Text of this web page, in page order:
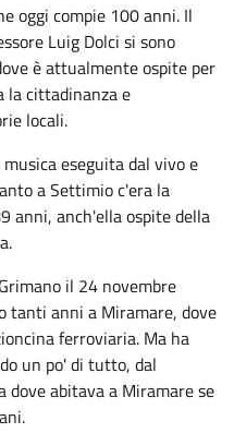
oggi compie 100 anni. Il
Luig Dolci si sono
è attualmente ospite per
la cittadinanza e
locali.
eseguita dal vivo e
a Settimio c'era la
anni, anch'ella ospite della
il 24 novembre
tanti anni a Miramare, dove
ferroviaria. Ma ha
un po' di tutto, dal
dove abitava a Miramare se